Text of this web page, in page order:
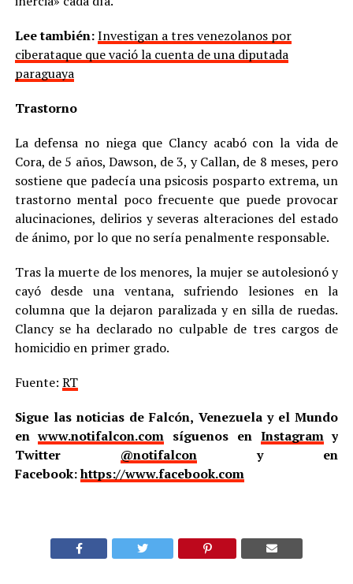
Lee también:Investigan a tres venezolanos por
ciberataque que vació la cuenta de una diputada
paraguaya
Trastorno
La defensa no niega que Clancy acabó con la vida de
Cora, de 5 años, Dawson, de 3, y Callan, de 8 meses, pero
sostiene que padecía una psicosis posparto extrema, un
trastorno mental poco frecuente que puede provocar
alucinaciones, delirios y severas alteraciones del estado
de ánimo, por lo que no sería penalmente responsable.
Tras la muerte de los menores, la mujer se autolesionó y
cayó desde una ventana, sufriendo lesiones en la
columna que la dejaron paralizada y en silla de ruedas.
Clancy se ha declarado no culpable de tres cargos de
homicidio en primer grado.
Fuente: RT
Sigue las noticias de Falcón, Venezuela y el Mundo
enwww.notifalcon.com síguenos en Instagramy
Twitter @notifalcony en
Facebook:https://www.facebook.com